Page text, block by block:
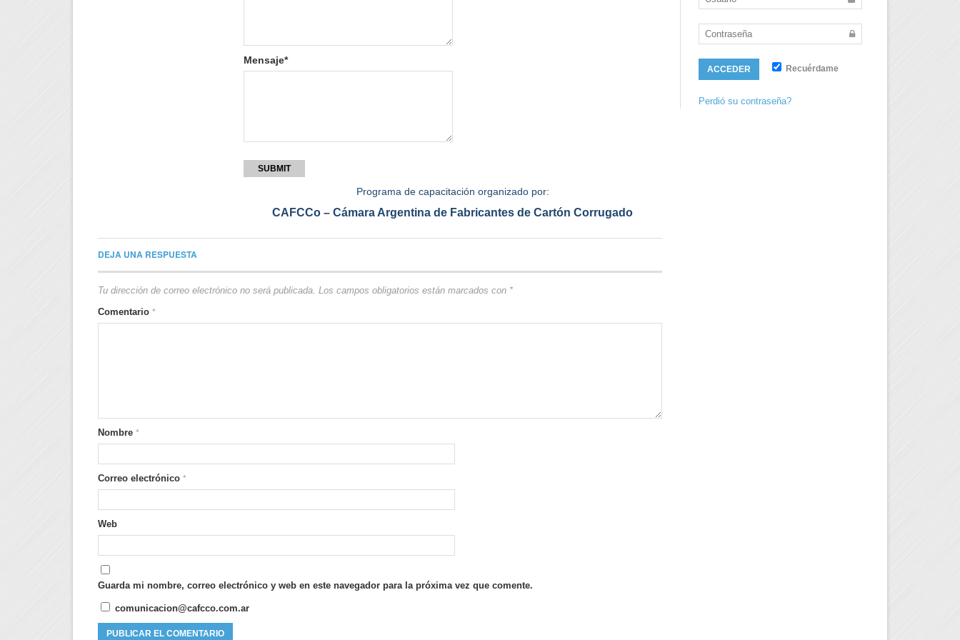
Mensaje*
SUBMIT
Programa de capacitación organizado por:
CAFCCo – Cámara Argentina de Fabricantes de Cartón Corrugado
DEJA UNA RESPUESTA
Tu dirección de correo electrónico no será publicada. Los campos obligatorios están marcados con *
Comentario *
Nombre *
Correo electrónico *
Web
Guarda mi nombre, correo electrónico y web en este navegador para la próxima vez que comente.
comunicacion@cafcco.com.ar
ACCEDER Recuérdame
Perdió su contraseña?